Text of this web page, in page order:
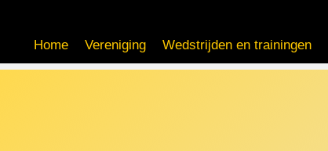
Home
Vereniging Wedstrijden en trainingen